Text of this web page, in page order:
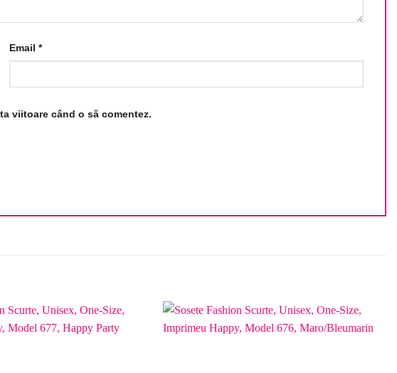
Email *
viitoare când o să comentez.